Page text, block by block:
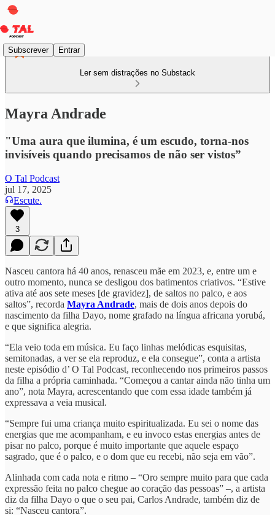
Subscrever Entrar
Ler sem distrações no Substack
Mayra Andrade
"Uma aura que ilumina, é um escudo, torna-nos
invisíveis quando precisamos de não ser vistos”
O Tal Podcast
jul 17, 2025
Escute.
3
Nasceu cantora há 40 anos, renasceu mãe em 2023, e, entre um e
outro momento, nunca se desligou dos batimentos criativos. “Estive
ativa até aos sete meses [de gravidez], de saltos no palco, e aos
saltos”, recorda Mayra Andrade, mais de dois anos depois do
nascimento da filha Dayo, nome grafado na língua africana yorubá,
e que significa alegria.
“Ela veio toda em música. Eu faço linhas melódicas esquisitas,
semitonadas, a ver se ela reproduz, e ela consegue”, conta a artista
neste episódio d’ O Tal Podcast, reconhecendo nos primeiros passos
da filha a própria caminhada. “Começou a cantar ainda não tinha um
ano”, nota Mayra, acrescentando que com essa idade também já
expressava a veia musical.
“Sempre fui uma criança muito espiritualizada. Eu sei o nome das
energias que me acompanham, e eu invoco estas energias antes de
pisar no palco, porque é muito importante que aquele espaço
sagrado, que é o palco, e o dom que eu recebi, não seja em vão”.
Alinhada com cada nota e ritmo – “Oro sempre muito para que cada
expressão feita no palco chegue ao coração das pessoas” –, a artista
diz da filha Dayo o que o seu pai, Carlos Andrade, também diz de
si: “Nasceu cantora”.